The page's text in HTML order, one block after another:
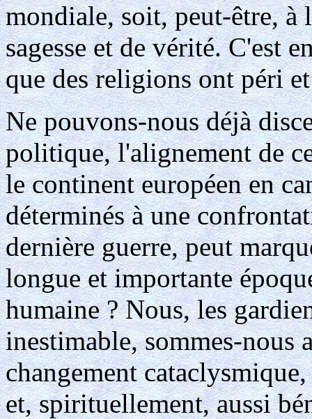
mondiale, soit, peut-être, à
sagesse et de vérité. C'est
que des religions ont péri
Ne pouvons-nous déjà
politique, l'alignement de
le continent européen en
déterminés à une
dernière guerre, peut
longue et importante
humaine ? Nous, les
inestimable, sommes-nous
changement
et, spirituellement, aussi